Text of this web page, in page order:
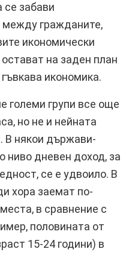
се забави
гражданите,
икономически
на заден план
икономика.
големи групи все още
но не и нейната
В някои държави-
ниво дневен доход, за
се е удвоило. В
хора заемат по-
в сравнение с
половината от
15-24 години) в